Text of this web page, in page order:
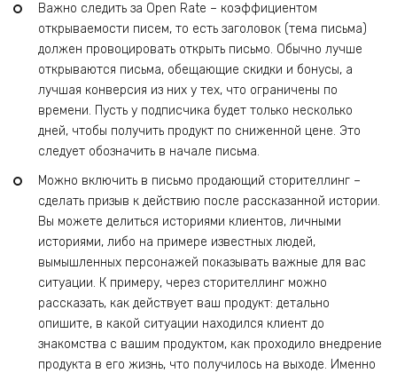
Важно следить за Open Rate – коэффициентом
открываемости писем, то есть заголовок (тема письма)
должен провоцировать открыть письмо. Обычно лучше
открываются письма, обещающие скидки и бонусы, а
лучшая конверсия из них у тех, что ограничены по
времени. Пусть у подписчика будет только несколько
дней, чтобы получить продукт по сниженной цене. Это
следует обозначить в начале письма.
Можно включить в письмо продающий сторителлинг –
сделать призыв к действию после рассказанной истории.
Вы можете делиться историями клиентов, личными
историями, либо на примере известных людей,
вымышленных персонажей показывать важные для вас
ситуации. К примеру, через сторителлинг можно
рассказать, как действует ваш продукт: детально
опишите, в какой ситуации находился клиент до
знакомства с вашим продуктом, как проходило внедрение
продукта в его жизнь, что получилось на выходе. Именно